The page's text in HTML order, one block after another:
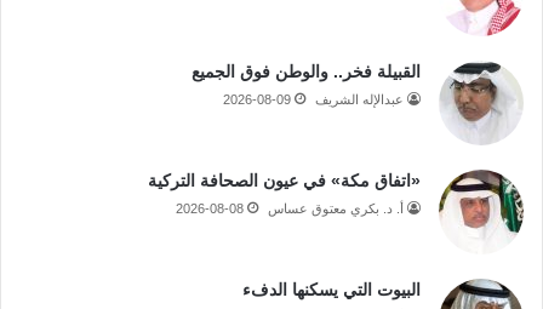
القبيلة فخر.. والوطن فوق الجميع
عبدالإله الشريف 2026-08-09
«اتفاق مكة» في عيون الصحافة التركية
أ. د. بكري معتوق عساس 2026-08-08
البيوت التي يسكنها الدفء